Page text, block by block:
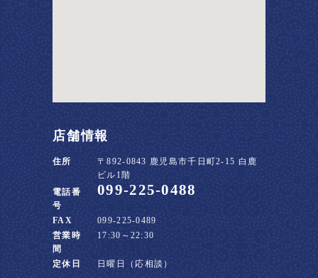
店舗情報
住所
〒892-0843 鹿児島市千日町2-15 白鹿
ビル1階
電話番
号
099-225-0488
FAX
099-225-0489
営業時
間
17:30～22:30
定休日 日曜日（応相談）